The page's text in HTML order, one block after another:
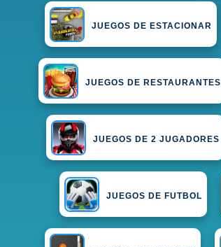
JUEGOS DE ESTACIONAR
JUEGOS DE RESTAURANTES
JUEGOS DE 2 JUGADORES
JUEGOS DE FUTBOL